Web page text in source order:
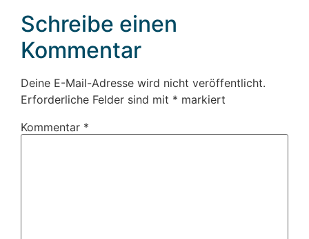
Schreibe einen
Kommentar
Deine E-Mail-Adresse wird nicht veröffentlicht.
Erforderliche Felder sind mit * markiert
Kommentar *